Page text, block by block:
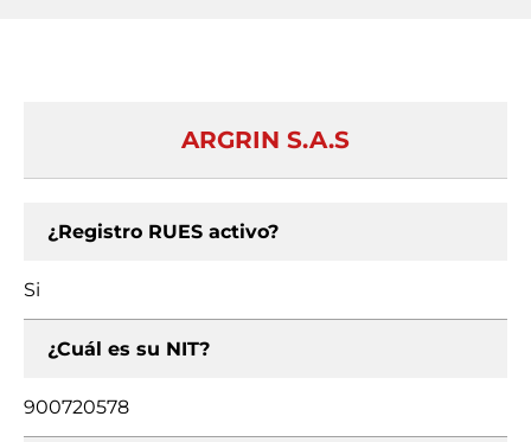
ARGRIN S.A.S
¿Registro RUES activo?
Si
¿Cuál es su NIT?
900720578